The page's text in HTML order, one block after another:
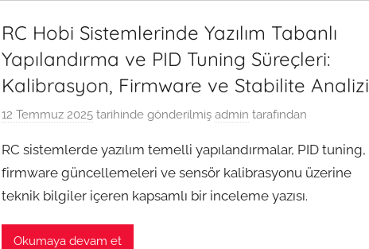
RC Hobi Sistemlerinde Yazılım Tabanlı
Yapılandırma ve PID Tuning Süreçleri:
Kalibrasyon, Firmware ve Stabilite Analizi
12 Temmuz 2025tarihinde gönderilmiş admin tarafından
RC sistemlerde yazılım temelli yapılandırmalar, PID tuning,
firmware güncellemeleri ve sensör kalibrasyonu üzerine
teknik bilgiler içeren kapsamlı bir inceleme yazısı.
Okumaya devam et